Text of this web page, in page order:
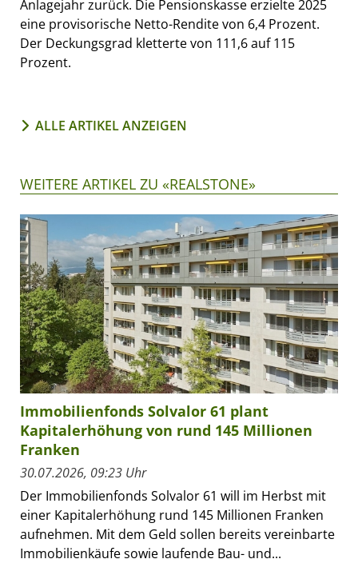
Anlagejahr zurück. Die Pensionskasse erzielte 2025
eine provisorische Netto-Rendite von 6,4 Prozent.
Der Deckungsgrad kletterte von 111,6 auf 115
Prozent.
ALLE ARTIKEL ANZEIGEN
WEITERE ARTIKEL ZU «REALSTONE»
Immobilienfonds Solvalor 61 plant
Kapitalerhöhung von rund 145 Millionen
Franken
30.07.2026, 09:23 Uhr
Der Immobilienfonds Solvalor 61 will im Herbst mit
einer Kapitalerhöhung rund 145 Millionen Franken
aufnehmen. Mit dem Geld sollen bereits vereinbarte
Immobilienkäufe sowie laufende Bau- und...